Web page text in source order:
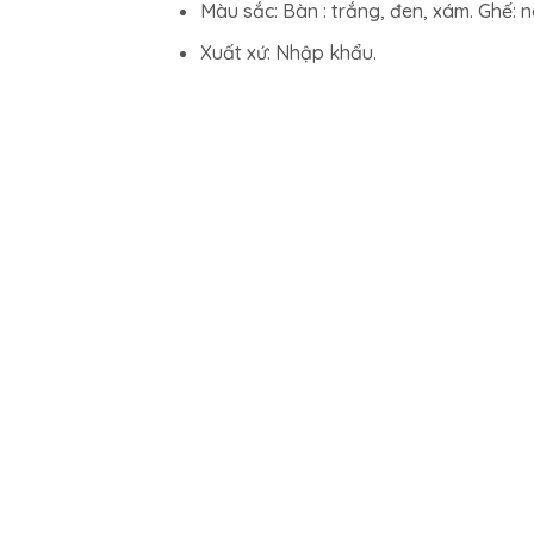
Màu sắc: Bàn : trắng, đen, xám. Ghế:
Xuất xứ: Nhập khẩu.